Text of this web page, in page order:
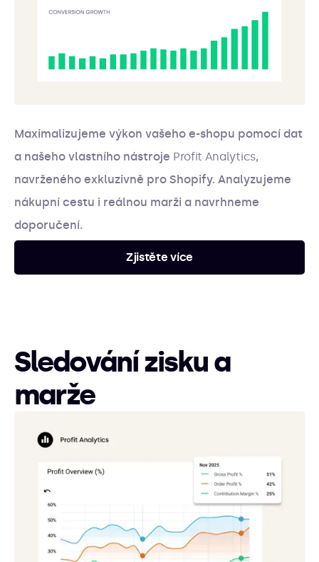
Maximalizujeme výkon vašeho e-shopu pomocí dat
a našeho vlastního nástroje Profit Analytics,
navrženého exkluzivně pro Shopify. Analyzujeme
nákupní cestu i reálnou marži a navrhneme
doporučení.
Zjistěte více
Sledování zisku a
marže